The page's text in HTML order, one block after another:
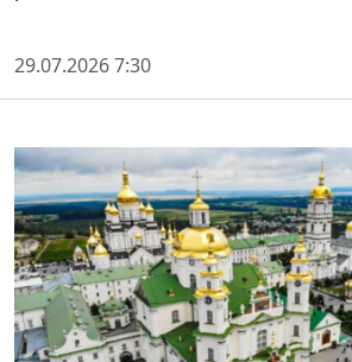
29.07.2026 7:30